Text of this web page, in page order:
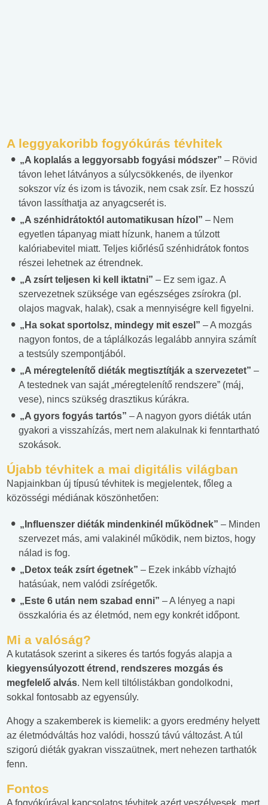
A leggyakoribb fogyókúrás tévhitek
„A koplalás a leggyorsabb fogyási módszer” – Rövid
távon lehet látványos a súlycsökkenés, de ilyenkor
sokszor víz és izom is távozik, nem csak zsír. Ez hosszú
távon lassíthatja az anyagcserét is.
„A szénhidrátoktól automatikusan hízol” – Nem
egyetlen tápanyag miatt hízunk, hanem a túlzott
kalóriabevitel miatt. Teljes kiőrlésű szénhidrátok fontos
részei lehetnek az étrendnek.
„A zsírt teljesen ki kell iktatni” – Ez sem igaz. A
szervezetnek szüksége van egészséges zsírokra (pl.
olajos magvak, halak), csak a mennyiségre kell figyelni.
„Ha sokat sportolsz, mindegy mit eszel” – A mozgás
nagyon fontos, de a táplálkozás legalább annyira számít
a testsúly szempontjából.
„A méregtelenítő diéták megtisztítják a szervezetet” –
A testednek van saját „méregtelenítő rendszere” (máj,
vese), nincs szükség drasztikus kúrákra.
„A gyors fogyás tartós” – A nagyon gyors diéták után
gyakori a visszahízás, mert nem alakulnak ki fenntartható
szokások.
Újabb tévhitek a mai digitális világban
Napjainkban új típusú tévhitek is megjelentek, főleg a
közösségi médiának köszönhetően:
„Influenszer diéták mindenkinél működnek” – Minden
szervezet más, ami valakinél működik, nem biztos, hogy
nálad is fog.
„Detox teák zsírt égetnek” – Ezek inkább vízhajtó
hatásúak, nem valódi zsírégetők.
„Este 6 után nem szabad enni” – A lényeg a napi
összkalória és az életmód, nem egy konkrét időpont.
Mi a valóság?
A kutatások szerint a sikeres és tartós fogyás alapja a
kiegyensúlyozott étrend, rendszeres mozgás és
megfelelő alvás. Nem kell tiltólistákban gondolkodni,
sokkal fontosabb az egyensúly.
Ahogy a szakemberek is kiemelik: a gyors eredmény helyett
az életmódváltás hoz valódi, hosszú távú változást. A túl
szigorú diéták gyakran visszaütnek, mert nehezen tarthatók
fenn.
Fontos